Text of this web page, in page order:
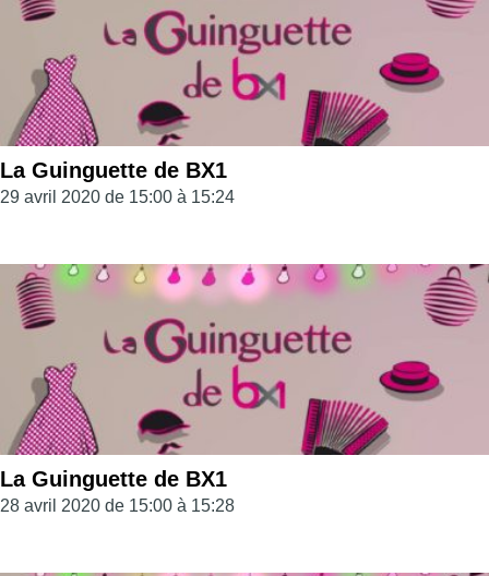
La Guinguette de BX1
29 avril 2020 de 15:00 à 15:24
La Guinguette de BX1
28 avril 2020 de 15:00 à 15:28